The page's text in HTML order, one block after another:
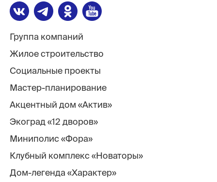
Группа компаний
Жилое строительство
Социальные проекты
Мастер-планирование
Акцентный дом «Актив»
Экоград «12 дворов»
Миниполис «Фора»
Клубный комплекс «Новаторы»
Дом-легенда «Характер»